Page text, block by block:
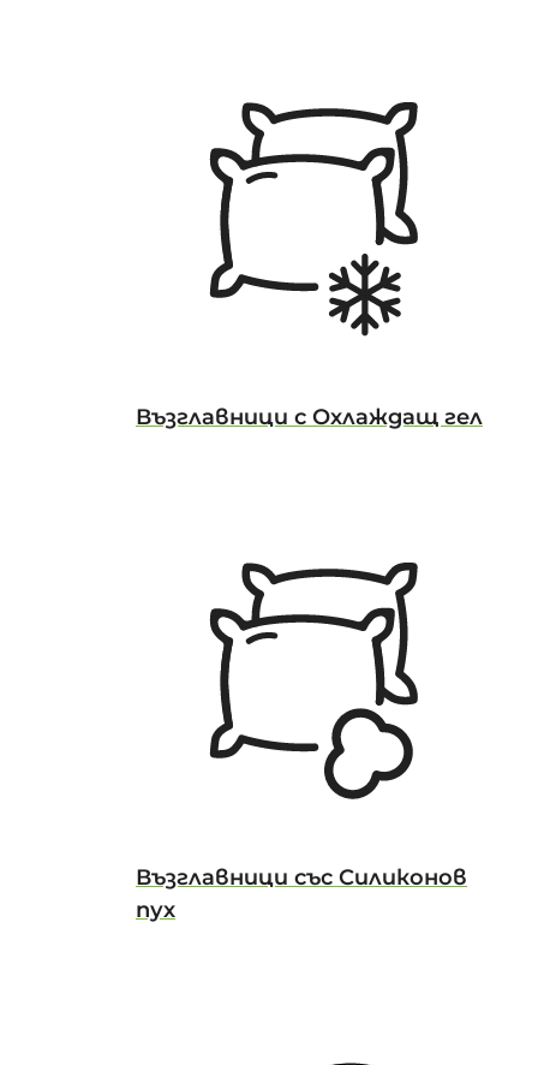
Възглавници с Охлаждащ гел
Възглавници със Силиконов
пух